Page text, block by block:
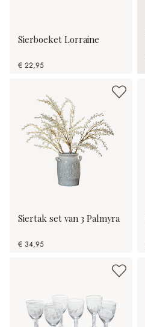
Sierboeket Lorraine
€ 22,95
Siertak set van 3 Palmyra
€ 34,95